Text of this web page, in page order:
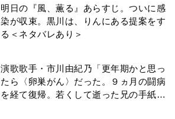
明日の『風、薫る』あらすじ。ついに感
染が収束。黒川は、りんにある提案をす
る＜ネタバレあり＞
演歌歌手・市川由紀乃「更年期かと思っ
たら〈卵巣がん〉だった。９ヵ月の闘病
を経て復帰。若くして逝った兄の手紙を